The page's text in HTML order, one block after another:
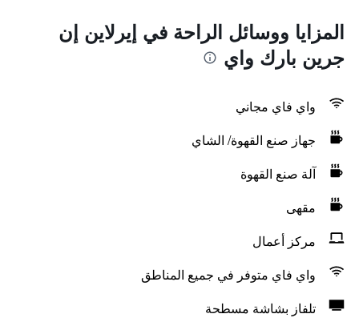
المزايا ووسائل الراحة في إيرلاين إن
جرين بارك واي
واي فاي مجاني
جهاز صنع القهوة/ الشاي
آلة صنع القهوة
مقهى
مركز أعمال
واي فاي متوفر في جميع المناطق
تلفاز بشاشة مسطحة